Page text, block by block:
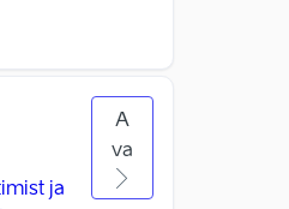
ja
A
va